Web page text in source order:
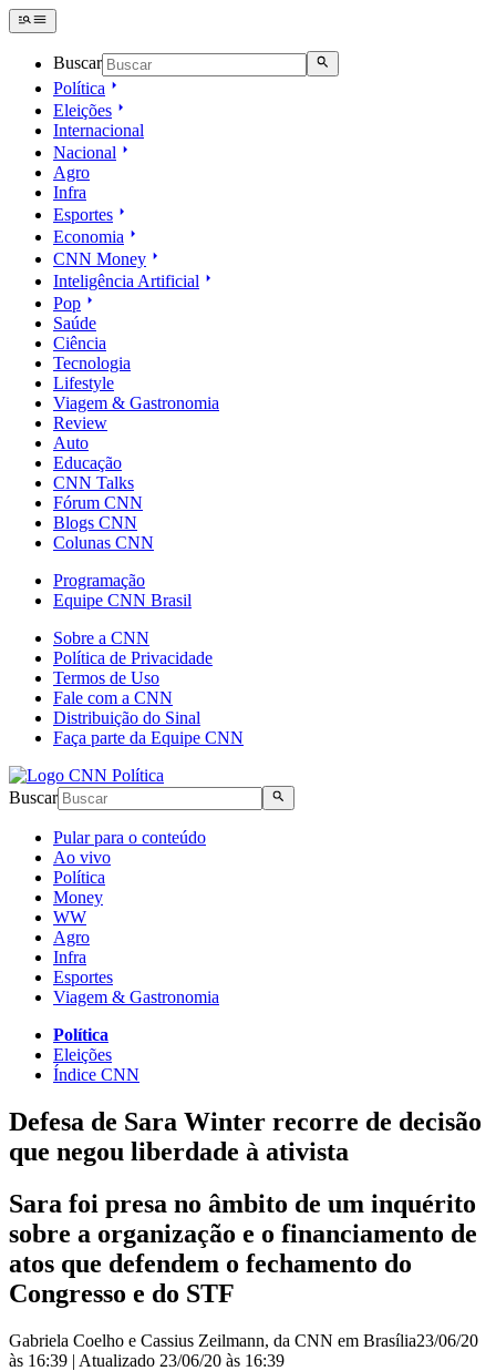
Buscar
Política
Eleições
Internacional
Nacional
Agro
Infra
Esportes
Economia
CNN Money
Inteligência Artificial
Pop
Saúde
Ciência
Tecnologia
Lifestyle
Viagem & Gastronomia
Review
Auto
Educação
CNN Talks
Fórum CNN
Blogs CNN
Colunas CNN
Programação
Equipe CNN Brasil
Sobre a CNN
Política de Privacidade
Termos de Uso
Fale com a CNN
Distribuição do Sinal
Faça parte da Equipe CNN
Buscar
Pular para o conteúdo
Ao vivo
Política
Money
WW
Agro
Infra
Esportes
Viagem & Gastronomia
Política
Eleições
Índice CNN
Defesa de Sara Winter recorre de decisão
que negou liberdade à ativista
Sara foi presa no âmbito de um inquérito
sobre a organização e o financiamento de
atos que defendem o fechamento do
Congresso e do STF
Gabriela Coelho e Cassius Zeilmann, da CNN em Brasília23/06/20
às 16:39 | Atualizado 23/06/20 às 16:39